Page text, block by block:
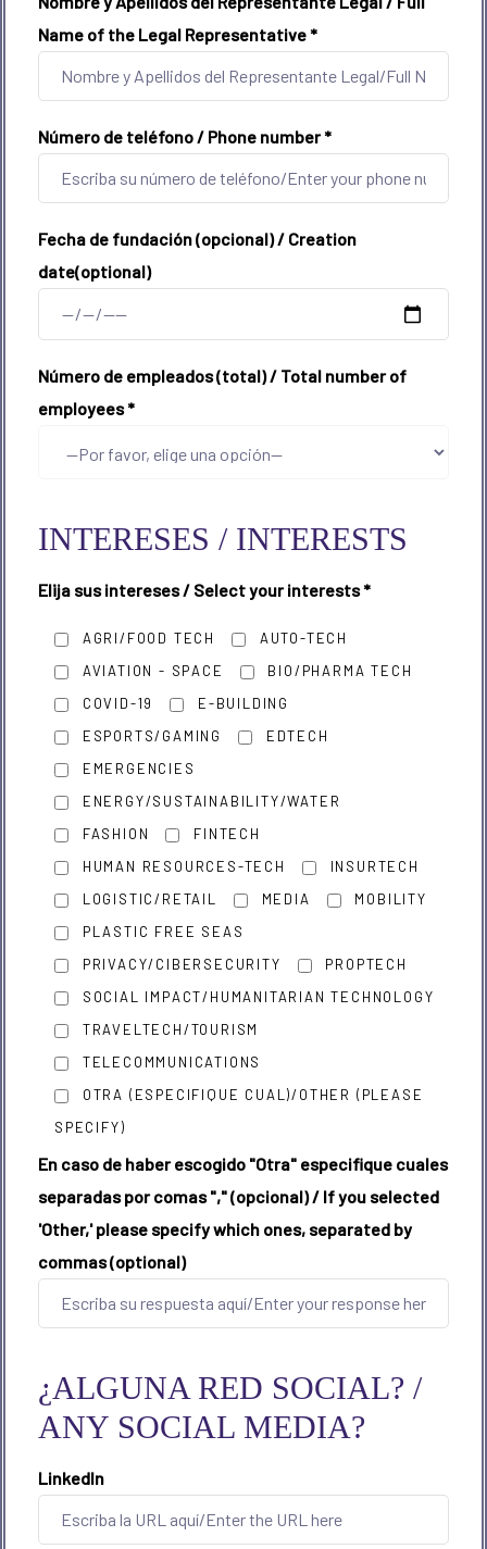
Name of the Legal Representative *
Número de teléfono / Phone number*
Fecha de fundación (opcional) / Creation
date(optional)
Número de empleados (total) / Total number of
employees*
INTERESES / INTERESTS
Elija sus intereses / Select your interests*
AGRI/FOOD TECH
AUTO-TECH
AVIATION - SPACE
BIO/PHARMA TECH
COVID-19
E-BUILDING
ESPORTS/GAMING
EDTECH
EMERGENCIES
ENERGY/SUSTAINABILITY/WATER
FASHION
FINTECH
HUMAN RESOURCES-TECH
INSURTECH
LOGISTIC/RETAIL
MEDIA
MOBILITY
PLASTIC FREE SEAS
PRIVACY/CIBERSECURITY
PROPTECH
SOCIAL IMPACT/HUMANITARIAN TECHNOLOGY
TRAVELTECH/TOURISM
TELECOMMUNICATIONS
OTRA (ESPECIFIQUE CUAL)/OTHER (PLEASE
SPECIFY)
En caso de haber escogido "Otra" especifique cuales
separadas por comas "," (opcional) / If you selected
'Other,' please specify which ones, separated by
commas (optional)
¿ALGUNA RED SOCIAL? /
ANY SOCIAL MEDIA?
LinkedIn